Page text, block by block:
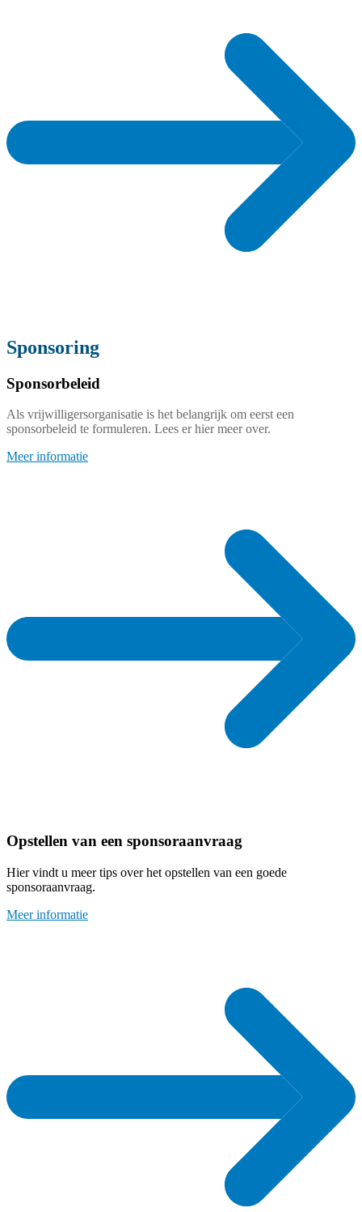
Sponsoring
Sponsorbeleid
Als vrijwilligersorganisatie is het belangrijk om eerst een
sponsorbeleid te formuleren. Lees er hier meer over.
Meer informatie
Opstellen van een sponsoraanvraag
Hier vindt u meer tips over het opstellen van een goede
sponsoraanvraag.
Meer informatie